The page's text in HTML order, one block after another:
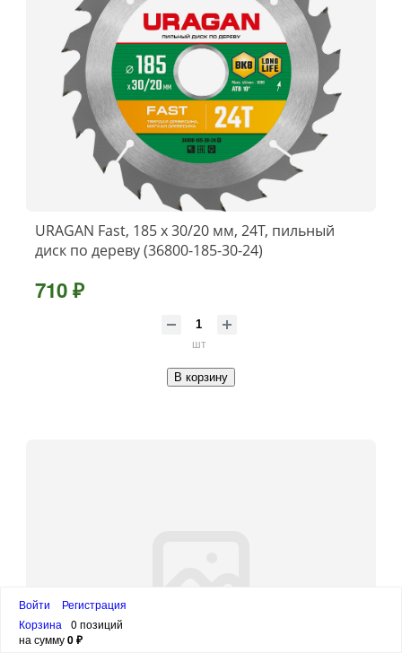
URAGAN Fast, 185 x 30/20 мм, 24Т, пильный
диск по дереву (36800-185-30-24)
710 ₽
шт
В корзину
Войти
Регистрация
Корзина
0 позиций
на сумму0 ₽